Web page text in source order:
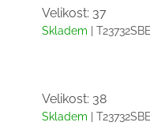
Velikost: 37
Skladem |
Velikost: 38
Skladem |